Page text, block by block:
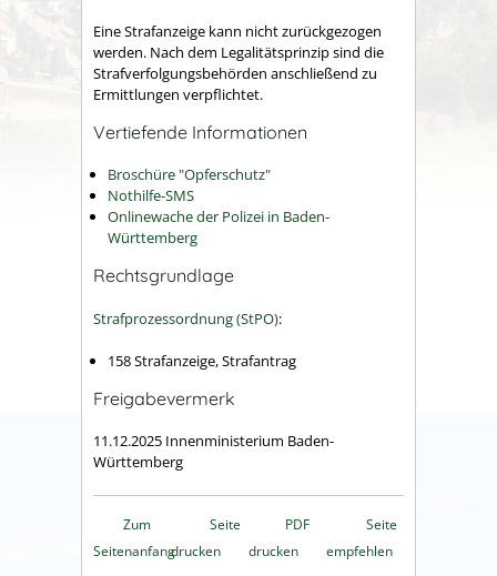
Eine Strafanzeige kann nicht zurückgezogen
werden. Nach dem Legalitätsprinzip sind die
Strafverfolgungsbehörden anschließend zu
Ermittlungen verpflichtet.
Vertiefende Informationen
Broschüre "Opferschutz"
Nothilfe-SMS
Onlinewache der Polizei in Baden-
Württemberg
Rechtsgrundlage
Strafprozessordnung (StPO):
158 Strafanzeige, Strafantrag
Freigabevermerk
11.12.2025 Innenministerium Baden-
Württemberg
Zum
Seitenanfang
Seite
drucken
PDF
drucken
Seite
empfehlen